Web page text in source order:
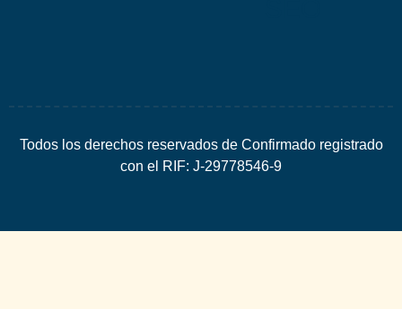
Todos los derechos reservados de Confirmado registrado
con el RIF: J-29778546-9